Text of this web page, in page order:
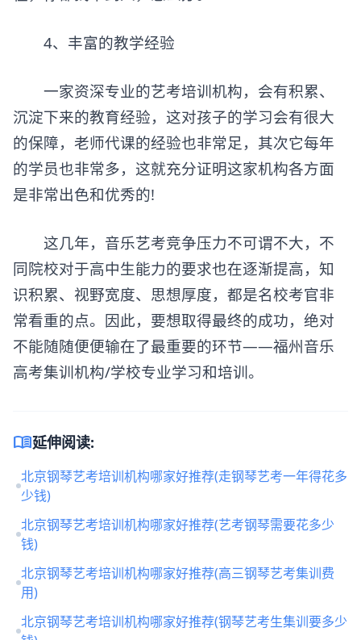
4、丰富的教学经验
一家资深专业的艺考培训机构，会有积累、
沉淀下来的教育经验，这对孩子的学习会有很大
的保障，老师代课的经验也非常足，其次它每年
的学员也非常多，这就充分证明这家机构各方面
是非常出色和优秀的!
这几年，音乐艺考竞争压力不可谓不大，不
同院校对于高中生能力的要求也在逐渐提高，知
识积累、视野宽度、思想厚度，都是名校考官非
常看重的点。因此，要想取得最终的成功，绝对
不能随随便便输在了最重要的环节——福州音乐
高考集训机构/学校专业学习和培训。
menu_book延伸阅读:
北京钢琴艺考培训机构哪家好推荐(走钢琴艺考一年得花多
少钱)
北京钢琴艺考培训机构哪家好推荐(艺考钢琴需要花多少
钱)
北京钢琴艺考培训机构哪家好推荐(高三钢琴艺考集训费
用)
北京钢琴艺考培训机构哪家好推荐(钢琴艺考生集训要多少